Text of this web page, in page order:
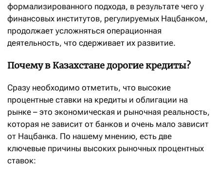
формализированного подхода, в результате чего у
финансовых институтов, регулируемых Нацбанком,
продолжает усложняться операционная
деятельность, что сдерживает их развитие.
Почему в Казахстане дорогие кредиты?
Сразу необходимо отметить, что высокие
процентные ставки на кредиты и облигации на
рынке – это экономическая и рыночная реальность,
которая не зависит от банков и очень мало зависит
от Нацбанка. По нашему мнению, есть две
ключевые причины высоких рыночных процентных
ставок: